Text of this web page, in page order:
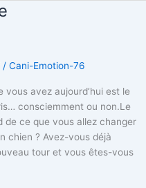
/ Cani-Emotion-76
avez aujourd’hui est le
consciemment ou non.Le
de ce que vous allez changer
chien ? Avez-vous déjà
tour et vous êtes-vous